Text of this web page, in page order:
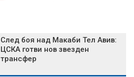
След боя над Макаби Тел Авив:
ЦСКА готви нов звезден
трансфер